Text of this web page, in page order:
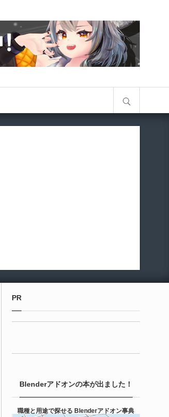
PR
Blenderアドオンの本が出ました！
職種と用途で探せる Blenderアドオン事典